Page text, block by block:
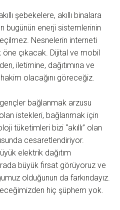
şebekelere, akıllı binalara
bugünün enerji sistemlerinin
Nesnelerin interneti
çıkacak. Dijital ve mobil
iletimine, dağıtımına ve
olacağını göreceğiz.
bağlanmak arzusu
istekleri, bağlanmak için
tüketimleri bizi “akıllı” olan
cesaretlendiriyor.
elektrik dağıtım
büyük fırsat görüyoruz ve
olduğunun da farkındayız.
hiç şüphem yok.